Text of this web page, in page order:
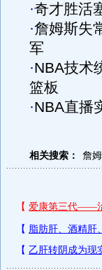
·奇才胜活
·詹姆斯失
军
·NBA技术
篮板
·NBA直播
相关搜索： 詹